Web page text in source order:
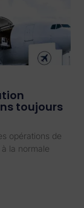
toujours
opérations de
la normale